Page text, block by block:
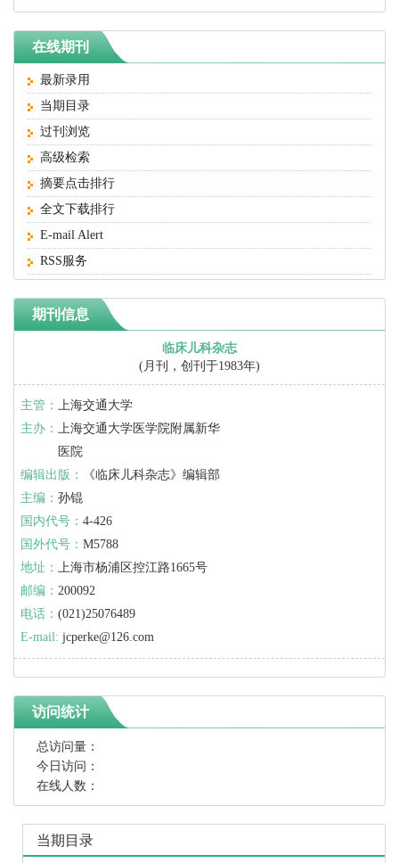
在线期刊
最新录用
当期目录
过刊浏览
高级检索
摘要点击排行
全文下载排行
E-mail Alert
RSS服务
期刊信息
临床儿科杂志
(月刊，创刊于1983年)
主管： 上海交通大学
主办： 上海交通大学医学院附属新华
医院
编辑出版：
《临床儿科杂志》编辑部
主编： 孙锟
国内代号： 4-426
国外代号： M5788
地址： 上海市杨浦区控江路1665号
邮编： 200092
电话： (021)25076489
E-mail: jcperke@126.com
访问统计
总访问量：
今日访问：
在线人数：
当期目录